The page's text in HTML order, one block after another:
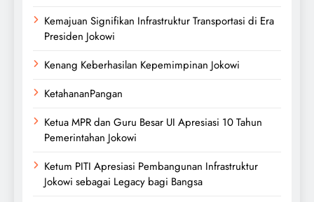
Kemajuan Signifikan Infrastruktur Transportasi di Era
Presiden Jokowi
Kenang Keberhasilan Kepemimpinan Jokowi
KetahananPangan
Ketua MPR dan Guru Besar UI Apresiasi 10 Tahun
Pemerintahan Jokowi
Ketum PITI Apresiasi Pembangunan Infrastruktur
Jokowi sebagai Legacy bagi Bangsa